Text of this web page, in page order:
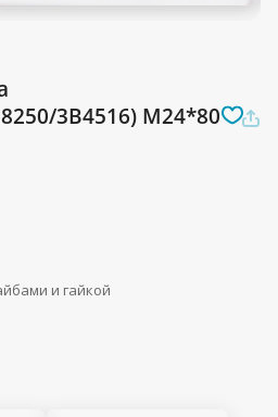
3B4516) M24*80
и гайкой